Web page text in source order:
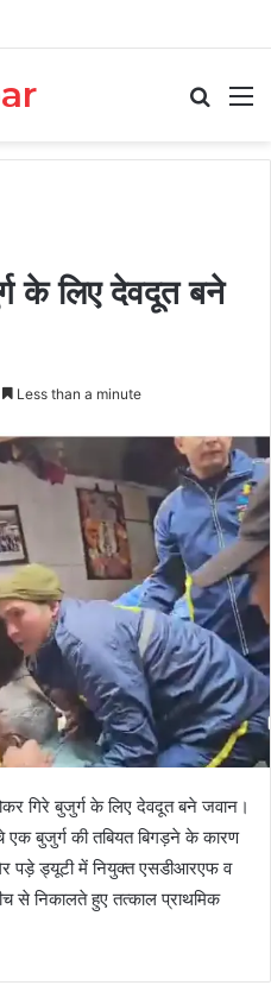
का किया औचक निरीक्षण
के लिए देवदूत बने
Less than a minute
गिरे बुजुर्ग के लिए देवदूत बने जवान।
एक बुजुर्ग की तबियत बिगड़ने के कारण
पड़े ड्यूटी में नियुक्त एसडीआरएफ व
से निकालते हुए तत्काल प्राथमिक